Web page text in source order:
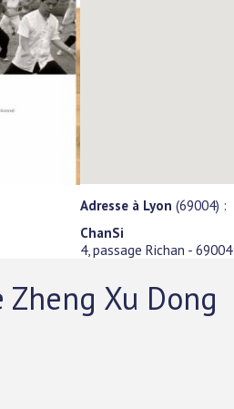
Adresse à Lyon (69004) :
ChanSi
4, passage Richan -69004
Xu Dong